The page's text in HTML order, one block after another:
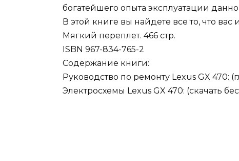
богатейшего опыта эксплуатации
В этой книге вы найдете все то, что вас
Мягкий переплет. 466 стр.
ISBN 967-834-765-2
Содержание книги:
Руководство по ремонту Lexus GX 470:
Электросхемы Lexus GX 470: (скачать